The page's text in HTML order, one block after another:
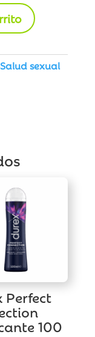
Salud sexual
Perfect
100